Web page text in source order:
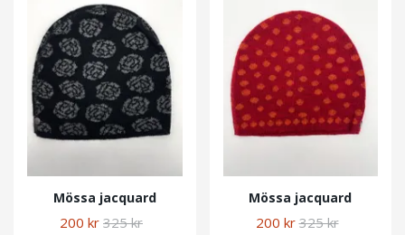
Mössa jacquard
200 kr 325 kr
Mössa jacquard
200 kr 325 kr